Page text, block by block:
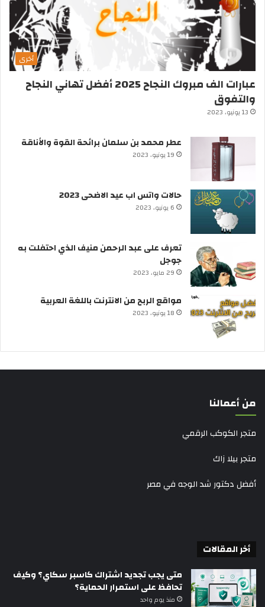
أخرى
عبارات الف مبروك النجاح 2025 أفضل تهاني النجاح
والتفوق
13 يونيو، 2023
عطر محمد بن سلمان برائحة القوة والأناقة
19 يونيو، 2023
حالات واتس اب عيد الاضحى 2023
6 يونيو، 2023
تعرف على عبد الرحمن منيف الذي احتفلت به
جوجل
29 مايو، 2023
مواقع الربح من الانترنت باللغة العربية
18 يونيو، 2023
من أعمالنا
متجر الكوكب الرقمي
متجر بيلا زاك
أفضل دكتور شد الوجه في مصر
أخر المقالات
متى يجب تجديد اشتراك كاسبر سكاي؟ وكيف
تحافظ على استمرار الحماية؟
منذ يوم واحد